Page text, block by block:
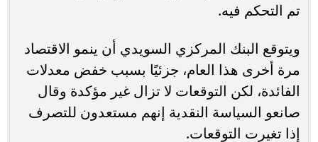
تم التحكم فيه.
ويتوقع البنك المركزي السويدي أن ينمو الاقتصاد
مرة أخرى هذا العام، جزئيًا بسبب خفض معدلات
الفائدة، لكن التوقعات لا تزال غير مؤكدة وقال
صانعو السياسة النقدية إنهم مستعدون للتصرف
إذا تغيرت التوقعات.